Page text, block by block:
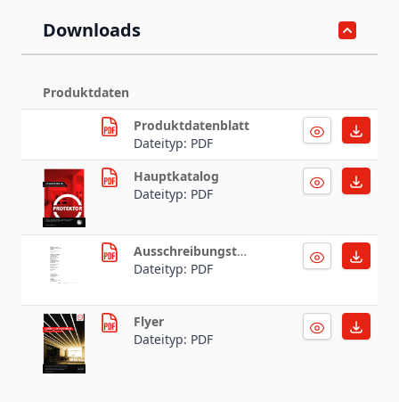
Downloads
Produktdaten
Produktdatenblatt
Dateityp: PDF
Hauptkatalog
Dateityp: PDF
Ausschreibungstext
Dateityp: PDF
Flyer
Dateityp: PDF